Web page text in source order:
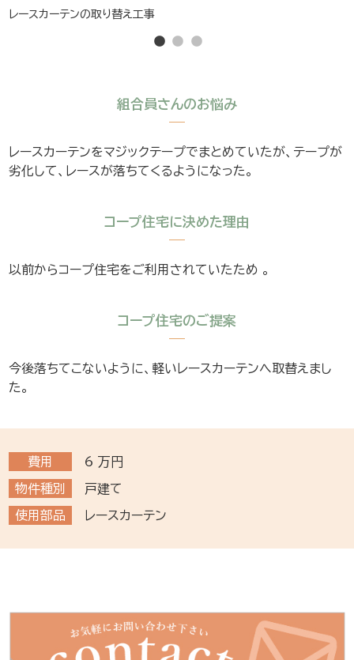
レースカーテンの取り替え工事
費用 6 万円
物件種別 戸建て
使用部品 レースカーテン
組合員さんのお悩み
レースカーテンをマジックテープでまとめていたが、テープが
劣化して、レースが落ちてくるようになった。
コープ住宅に決めた理由
以前からコープ住宅をご利用されていたため 。
コープ住宅のご提案
今後落ちてこないように、軽いレースカーテンへ取替えまし
た。